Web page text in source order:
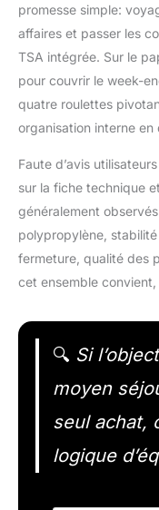
promesse simple:
affaires et passer les
TSA intégrée. Sur le
pour couvrir le week-
quatre roulettes
organisation interne
Faute d’avis
sur la fiche technique
généralement
polypropylène,
fermeture, qualité des
cet ensemble
🔍 Si
moyen
seul achat,
logique